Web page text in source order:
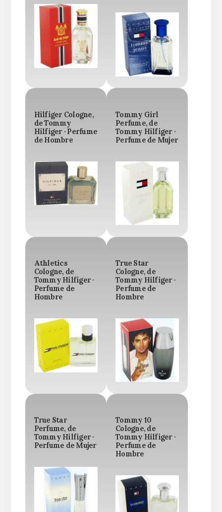
Hilfiger Cologne,
de Tommy
Hilfiger · Perfume
de Hombre
Tommy Girl
Perfume, de
Tommy Hilfiger ·
Perfume de Mujer
Athletics
Cologne, de
Tommy Hilfiger ·
Perfume de
Hombre
True Star
Cologne, de
Tommy Hilfiger ·
Perfume de
Hombre
True Star
Perfume, de
Tommy Hilfiger ·
Perfume de Mujer
Tommy 10
Cologne, de
Tommy Hilfiger ·
Perfume de
Hombre